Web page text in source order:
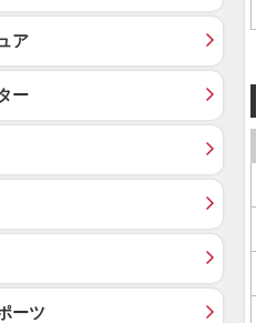
ア
ー
ーツ